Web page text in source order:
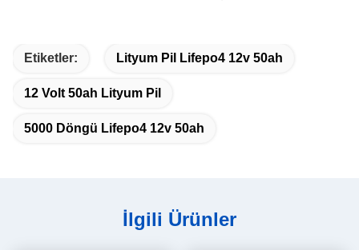
Etiketler: Lityum Pil Lifepo4 12v 50ah
12 Volt 50ah Lityum Pil
5000 Döngü Lifepo4 12v 50ah
İlgili Ürünler